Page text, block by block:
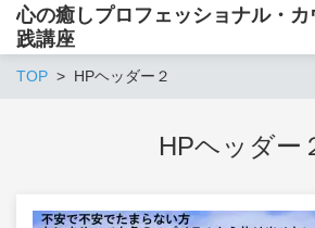
心の癒しプロフェッショナル・
践講座
TOP HPヘッダー２
HPヘッダー